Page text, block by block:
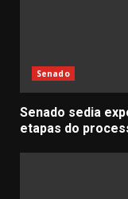
Senado
Senado sedia
etapas do